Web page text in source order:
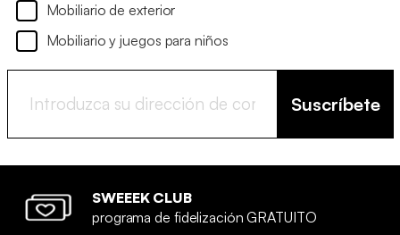
Mobiliario de exterior
Mobiliario y juegos para niños
Suscríbete
SWEEEK CLUB
programa de fidelización GRATUITO